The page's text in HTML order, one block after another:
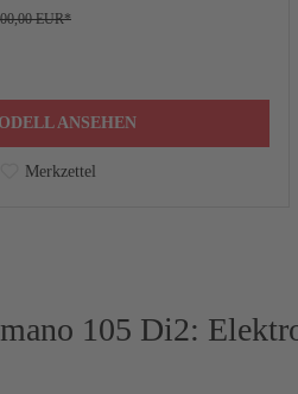
EUR*
ANSEHEN
Merkzettel
105 Di2: